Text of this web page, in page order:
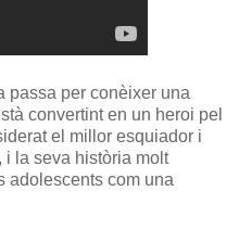
passa per conèixer una
convertint en un heroi pel
el millor esquiador i
i la seva història molt
adolescents com una